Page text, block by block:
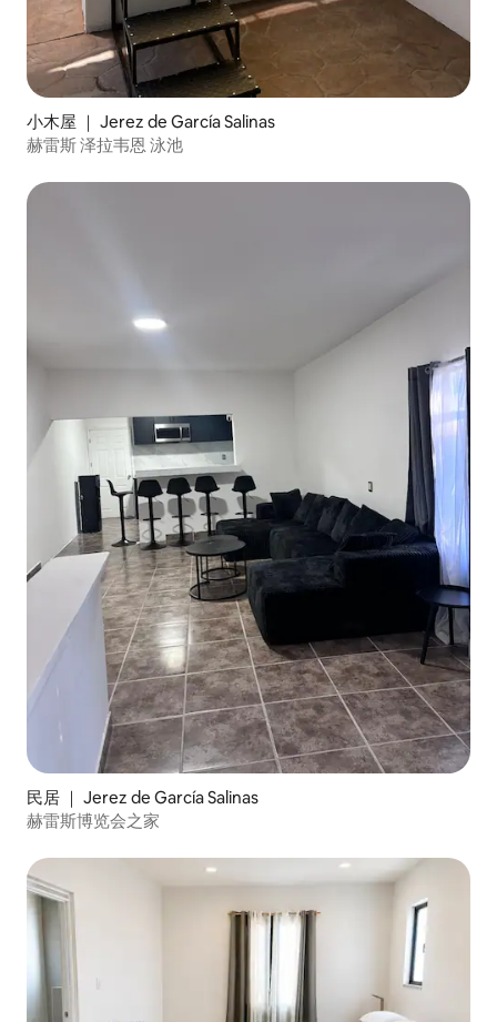
小木屋 ｜ Jerez de García Salinas
赫雷斯 泽拉韦恩 泳池
民居 ｜ Jerez de García Salinas
赫雷斯博览会之家